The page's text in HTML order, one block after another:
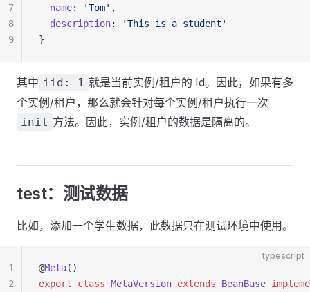
  name
: 'Tom' ,
  description
:
'This is a student'
}
7
8
9
其中 iid: 1 就是当前实例/租户的 Id。因此，如果有多
个实例/租户，那么就会针对每个实例/租户执行一次
init 方法。因此，实例/租户的数据是隔离的。
test：测试数据
比如，添加一个学生数据，此数据只在测试环境中使用。
typescript
@Meta()
export class MetaVersion extends BeanBase
1
2